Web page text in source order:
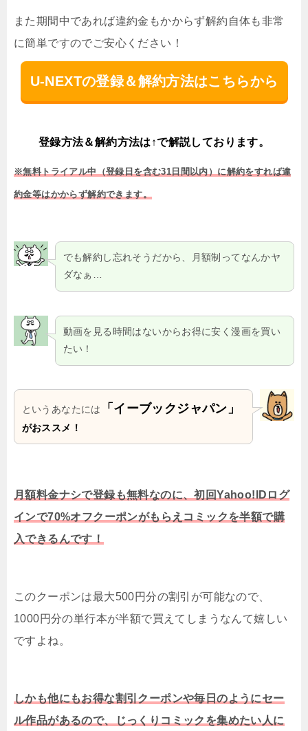
また期間中であれば違約金もかからず解約自体も非常
に簡単ですのでご安心ください！
U-NEXTの登録＆解約方法はこちらから
登録方法＆解約方法は↑で解説しております。
※無料トライアル中（登録日を含む31日間以内）に解約をすれば違
約金等はかからず解約できます。
でも解約し忘れそうだから、月額制ってなんかヤ
ダなぁ…
動画を見る時間はないからお得に安く漫画を買い
たい！
というあなたには 「イーブックジャパン」
がおススメ！
月額料金ナシで登録も無料なのに、初回Yahoo!IDログ
インで70%オフクーポンがもらえコミックを半額で購
入できるんです！
このクーポンは最大500円分の割引が可能なので、
1000円分の単行本が半額で買えてしまうなんて嬉しい
ですよね。
しかも他にもお得な割引クーポンや毎日のようにセー
ル作品があるので、じっくりコミックを集めたい人に